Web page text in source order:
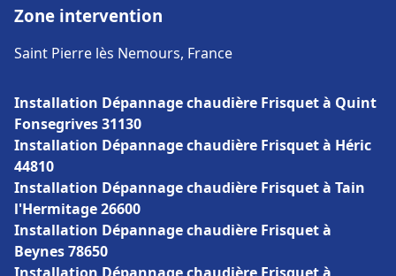
Zone intervention
Saint Pierre lès Nemours, France
Installation Dépannage chaudière Frisquet à Quint
Fonsegrives 31130
Installation Dépannage chaudière Frisquet à Héric
44810
Installation Dépannage chaudière Frisquet à Tain
l'Hermitage 26600
Installation Dépannage chaudière Frisquet à
Beynes 78650